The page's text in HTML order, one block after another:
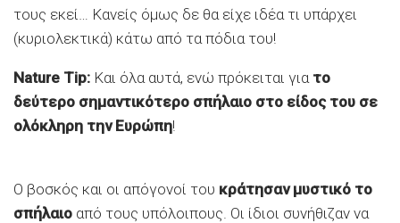
τους εκεί… Κανείς όμως δε θα είχε ιδέα τι υπάρχει
(κυριολεκτικά) κάτω από τα πόδια του!
Nature Tip: Και όλα αυτά, ενώ πρόκειται για το
δεύτερο σημαντικότερο σπήλαιο στο είδος του σε
ολόκληρη την Ευρώπη!
Ο βοσκός και οι απόγονοί του κράτησαν μυστικό το
σπήλαιο από τους υπόλοιπους. Οι ίδιοι συνήθιζαν να